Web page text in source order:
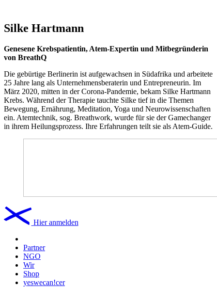
Silke Hartmann
Genesene Krebspatientin, Atem-Expertin und Mitbegründerin
von BreathQ
Die gebürtige Berlinerin ist aufgewachsen in Südafrika und arbeitete
25 Jahre lang als Unternehmensberaterin und Entrepreneurin. Im
März 2020, mitten in der Corona-Pandemie, bekam Silke Hartmann
Krebs. Während der Therapie tauchte Silke tief in die Themen
Bewegung, Ernährung, Meditation, Yoga und Neurowissenschaften
ein. Atemtechnik, sog. Breathwork, wurde für sie der Gamechanger
in ihrem Heilungsprozess. Ihre Erfahrungen teilt sie als Atem-Guide.
Hier anmelden
Partner
NGO
Wir
Shop
yeswecan!cer